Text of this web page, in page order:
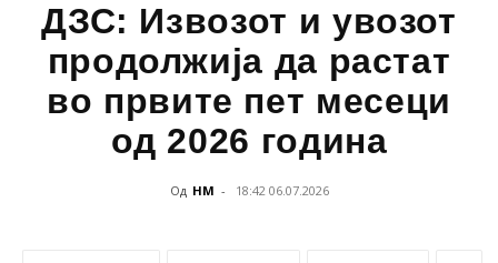
ДЗС: Извозот и увозот
продолжија да растат
во првите пет месеци
од 2026 година
Од НМ - 18:42 06.07.2026